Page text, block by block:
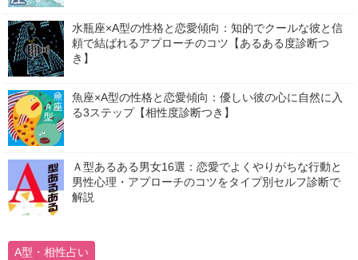
水瓶座×A型の性格と恋愛傾向：知的でクールな彼と信
頼で結ばれるアプローチのコツ【あるある度診断つ
き】
魚座×A型の性格と恋愛傾向：優しい彼の心に自然に入
る3ステップ【相性度診断つき】
Ａ型あるある男女16選：恋愛でよくやりがちな行動と
男性心理・アプローチのコツをタイプ別セルフ診断で
解説
A型・相性占い